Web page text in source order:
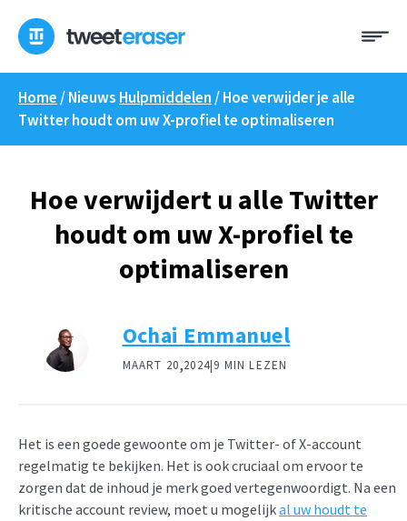
naar
inhoud
Home / Nieuws Hulpmiddelen /Hoe verwijder je alle
Twitter houdt om uw X-profiel te optimaliseren
Hoe verwijdert u alle Twitter
houdt om uw X-profiel te
optimaliseren
Ochai Emmanuel
MAART 20,2024|9 MIN LEZEN
Het is een goede gewoonte om je Twitter- of X-account
regelmatig te bekijken. Het is ook cruciaal om ervoor te
zorgen dat de inhoud je merk goed vertegenwoordigt. Na een
kritische account review, moet u mogelijkal uw houdt te